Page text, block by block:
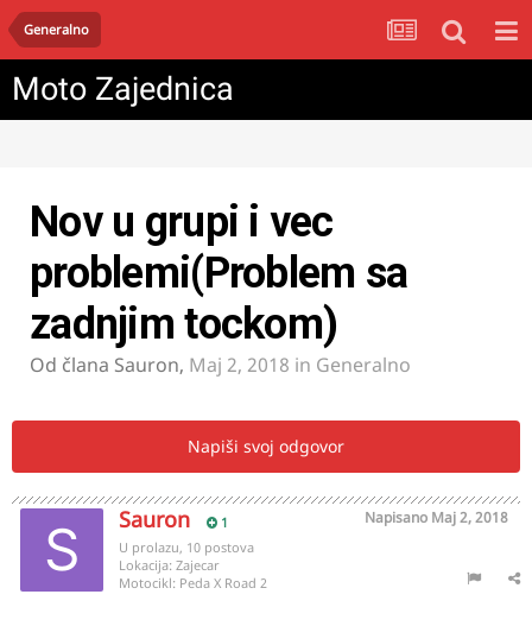
Generalno
Moto Zajednica
Nov u grupi i vec
problemi(Problem sa
zadnjim tockom)
Od člana Sauron, Maj 2, 2018 in Generalno
Napiši svoj odgovor
Sauron 1 Napisano Maj 2, 2018
U prolazu, 10 postova
Lokacija: Zajecar
Motocikl: Peda X Road 2